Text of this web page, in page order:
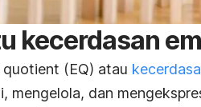
kecerdasan
quotient (EQ) atau
mengelola, dan